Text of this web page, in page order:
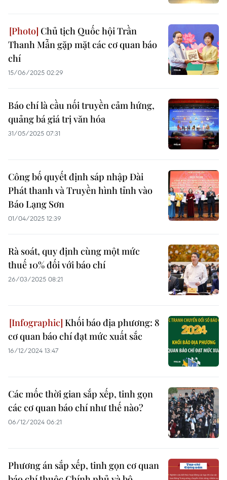
Chủ tịch Quốc hội Trần
Thanh Mẫn gặp mặt các cơ quan báo
chí
15/06/2025 02:29
Báo chí là cầu nối truyền cảm hứng,
quảng bá giá trị văn hóa
31/05/2025 07:31
Công bố quyết định sáp nhập Đài
Phát thanh và Truyền hình tỉnh vào
Báo Lạng Sơn
01/04/2025 12:39
Rà soát, quy định cùng một mức
thuế 10% đối với báo chí
26/03/2025 08:21
Khối báo địa phương: 8
cơ quan báo chí đạt mức xuất sắc
16/12/2024 13:47
Các mốc thời gian sắp xếp, tinh gọn
các cơ quan báo chí như thế nào?
06/12/2024 06:21
Phương án sắp xếp, tinh gọn cơ quan